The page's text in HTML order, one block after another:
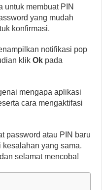
untuk membuat PIN
yang mudah
konfirmasi.
notifikasi pop
klikOk pada
mengapa aplikasi
cara mengaktifasi
password atau PIN baru
yang sama.
selamat mencoba!